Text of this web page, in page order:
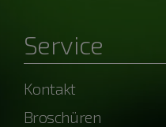
Service
Kontakt
Broschüren